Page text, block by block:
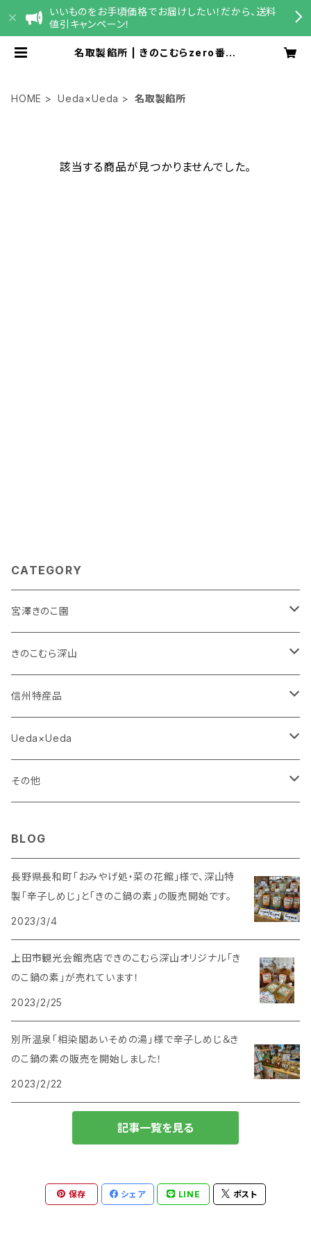
いいものをお手頃価格でお届けしたい！だから、送料
値引キャンペーン！
名取製餡所 | きのこむらzero番地
HOME Ueda×Ueda 名取製餡所
該当する商品が見つかりませんでした。
CATEGORY
宮澤きのこ園
こだわりきのこ
きのこの画像
きのこむら深山
Ｔシャツ
深山オリジナル
鍋の素
信州特産品
こだわりきのこ
詰め合わせ
上田紬
野沢菜漬け
Ueda×Ueda
上田紬・藤本塩田店
その他
BLOG
長野県長和町「おみやげ処・菜の花館」様で、深山特
製「辛子しめじ」と「きのこ鍋の素」の販売開始です。
2023/3/4
上田市観光会館売店できのこむら深山オリジナル「き
のこ鍋の素」が売れています！
2023/2/25
別所温泉「相染閣あいそめの湯」様で辛子しめじ＆き
のこ鍋の素の販売を開始しました！
2023/2/22
記事一覧を見る
保存 シェア LINE ポスト